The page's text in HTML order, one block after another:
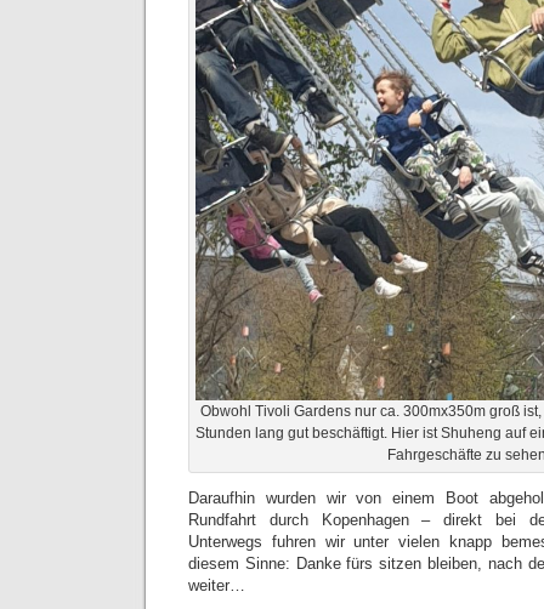
Obwohl Tivoli Gardens nur ca. 300mx350m groß
Stunden lang gut beschäftigt. Hier ist Shuheng auf
Fahrgeschäfte zu
Daraufhin wurden wir von einem Boot
Rundfahrt durch Kopenhagen – direkt bei
Unterwegs fuhren wir unter vielen knapp
diesem Sinne: Danke fürs sitzen bleiben, nach
weiter…